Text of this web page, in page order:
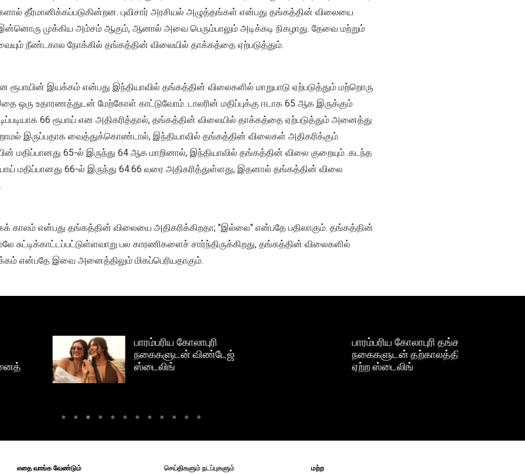
தீர்மானிக்கப்படுகின்றன. புவிசார் அரசியல் அழுத்தங்கள் என்பது தங்கத்தின் விலையை
இன்னொரு முக்கிய அம்சம் ஆகும், ஆனால் அவை பெரும்பாலும் அடிக்கடி நிகழாது. தேவை மற்றும்
நீண்டகால நோக்கில் தங்கத்தின் விலையில் தாக்கத்தை ஏற்படுத்தும்.
ரூபாயின் இயக்கம் என்பது இந்தியாவில் தங்கத்தின் விலைகளில் மாறுபாடு ஏற்படுத்தும் மற்றொரு
ஒரு உதாரணத்துடன் மேற்கோள் காட்டுவோம். டாலரின் மதிப்புக்கு ஈடாக 65 ஆக இருக்கும்
66 ரூபாய் என அதிகரித்தால், தங்கத்தின் விலையில் தாக்கத்தை ஏற்படுத்தும் அனைத்து
இருப்பதாக வைத்துக்கொண்டால், இந்தியாவில் தங்கத்தின் விலைகள் அதிகரிக்கும்.
மதிப்பானது 65-ல் இருந்து 64 ஆக மாறினால், இந்தியாவில் தங்கத்தின் விலை குறையும். கடந்த
மதிப்பானது 66-ல் இருந்து 64.66 வரை அதிகரித்துள்ளது, இதனால் தங்கத்தின் விலை
காலம் என்பது தங்கத்தின் விலையை அதிகரிக்கிறதா; "இல்லை" என்பதே பதிலாகும். தங்கத்தின்
சுட்டிக்காட்டப்பட்டுள்ளவாறு பல காரணிகளைச் சார்ந்திருக்கிறது, தங்கத்தின் விலைகளில்
என்பதே இவை அனைத்திலும் மிகப்பெரியதாகும்.
பாரம்பரிய கோலாபுரி
நகைகளுடன் விண்டேஜ்
ஸ்டைலிங்
பாரம்பரிய கோலாபுரி தங்க
நகைகளுடன் தற்காலத்திற்கு
ஏற்ற ஸ்டைலிங்
எதை வாங்க வேண்டும் செய்திகளும் நடப்புகளும் மற்ற